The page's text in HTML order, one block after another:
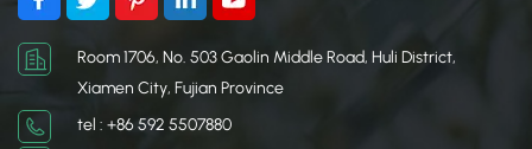
Room 1706, No. 503 Gaolin Middle Road, Huli District,
Xiamen City, Fujian Province
tel : +86 592 5507880